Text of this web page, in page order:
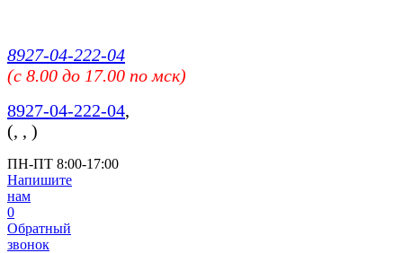
8927-04-222-04
(c 8.00 до 17.00 по мск)
8927-04-222-04,
(, , )
ПН-ПТ 8:00-17:00
Напишите
нам
0
Обратный
звонок